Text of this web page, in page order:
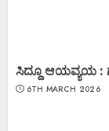
ಸಿದ್ದೂ ಆಯವ್ಯಯ :
6TH MARCH 2026